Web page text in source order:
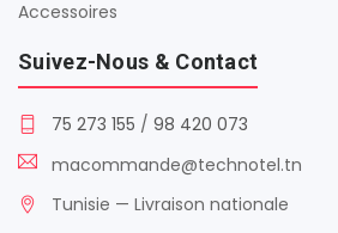
Accessoires
Suivez-Nous & Contact
75 273 155 / 98 420 073
macommande@technotel.tn
Tunisie — Livraison nationale